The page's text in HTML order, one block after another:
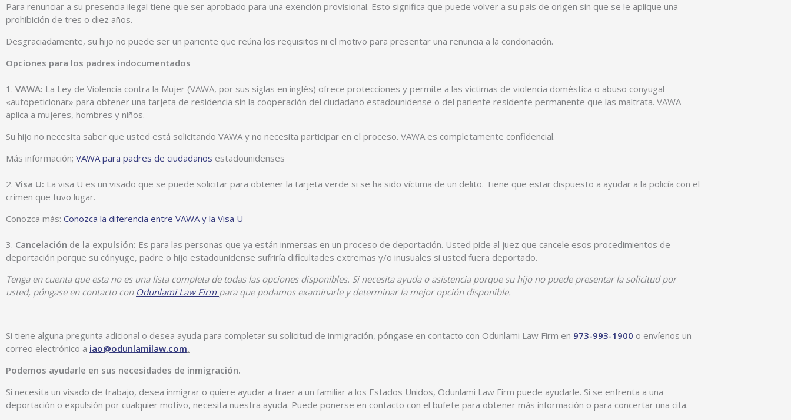
Para renunciar a su presencia ilegal tiene que ser aprobado para una exención provisional. Esto significa que puede volver a su país de origen sin que se le aplique una
prohibición de tres o diez años.
Desgraciadamente, su hijo no puede ser un pariente que reúna los requisitos ni el motivo para presentar una renuncia a la condonación.
Opciones para los padres indocumentados
1. VAWA: La Ley de Violencia contra la Mujer (VAWA, por sus siglas en inglés) ofrece protecciones y permite a las víctimas de violencia doméstica o abuso conyugal
«autopeticionar» para obtener una tarjeta de residencia sin la cooperación del ciudadano estadounidense o del pariente residente permanente que las maltrata. VAWA
aplica a mujeres, hombres y niños.
Su hijo no necesita saber que usted está solicitando VAWA y no necesita participar en el proceso. VAWA es completamente confidencial.
Más información; VAWA para padres de ciudadanos estadounidenses
2. Visa U: La visa U es un visado que se puede solicitar para obtener la tarjeta verde si se ha sido víctima de un delito. Tiene que estar dispuesto a ayudar a la policía con el
crimen que tuvo lugar.
Conozca más: Conozca la diferencia entre VAWA y la Visa U
3. Cancelación de la expulsión: Es para las personas que ya están inmersas en un proceso de deportación. Usted pide al juez que cancele esos procedimientos de
deportación porque su cónyuge, padre o hijo estadounidense sufriría dificultades extremas y/o inusuales si usted fuera deportado.
Tenga en cuenta que esta no es una lista completa de todas las opciones disponibles. Si necesita ayuda o asistencia porque su hijo no puede presentar la solicitud por
usted, póngase en contacto con Odunlami Law Firm para que podamos examinarle y determinar la mejor opción disponible.
Si tiene alguna pregunta adicional o desea ayuda para completar su solicitud de inmigración, póngase en contacto con Odunlami Law Firm en 973-993-1900 o envíenos un
correo electrónico a iao@odunlamilaw.com.
Podemos ayudarle en sus necesidades de inmigración.
Si necesita un visado de trabajo, desea inmigrar o quiere ayudar a traer a un familiar a los Estados Unidos, Odunlami Law Firm puede ayudarle. Si se enfrenta a una
deportación o expulsión por cualquier motivo, necesita nuestra ayuda. Puede ponerse en contacto con el bufete para obtener más información o para concertar una cita.